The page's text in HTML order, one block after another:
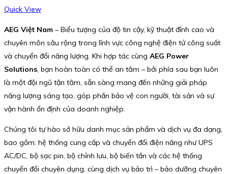
Quick View
AEG Việt Nam – Biểu tượng của độ tin cậy, kỹ thuật đỉnh cao và
chuyên môn sâu rộng trong lĩnh vực công nghệ điện tử công suất
và chuyển đổi năng lượng. Khi hợp tác cùng AEG Power
Solutions, bạn hoàn toàn có thể an tâm – bởi phía sau bạn luôn
là một đội ngũ tận tâm, sẵn sàng mang đến những giải pháp
năng lượng sáng tạo, góp phần bảo vệ con người, tài sản và sự
vận hành ổn định của doanh nghiệp.
Chúng tôi tự hào sở hữu danh mục sản phẩm và dịch vụ đa dạng,
bao gồm: hệ thống cung cấp và chuyển đổi điện năng như UPS
AC/DC, bộ sạc pin, bộ chỉnh lưu, bộ biến tần và các hệ thống
chuyển đổi chuyên dụng, cùng dịch vụ bảo trì – bảo dưỡng chuyên